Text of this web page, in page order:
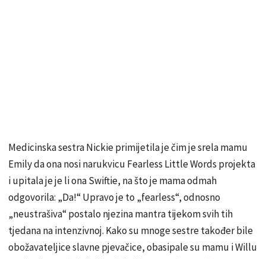
Medicinska sestra Nickie primijetila je čim je srela mamu
Emily da ona nosi narukvicu Fearless Little Words projekta
i upitala je je li ona Swiftie, na što je mama odmah
odgovorila: „Da!“ Upravo je to „fearless“, odnosno
„neustrašiva“ postalo njezina mantra tijekom svih tih
tjedana na intenzivnoj. Kako su mnoge sestre također bile
obožavateljice slavne pjevačice, obasipale su mamu i Willu